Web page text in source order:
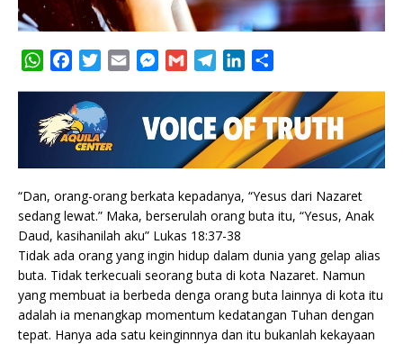
W
t
s
A
p
p
c
e
b
o
o
k
i
t
t
e
r
M
s
e
n
g
e
r
G
i
e
g
r
a
m
n
k
e
d
n
a
r
e
“Dan, orang-orang berkata kepadanya, “Yesus dari Nazaret
sedang lewat.” Maka, berserulah orang buta itu, “Yesus, Anak
Daud, kasihanilah aku” Lukas 18:37-38
Tidak ada orang yang ingin hidup dalam dunia yang gelap alias
buta. Tidak terkecuali seorang buta di kota Nazaret. Namun
yang membuat ia berbeda denga orang buta lainnya di kota itu
adalah ia menangkap momentum kedatangan Tuhan dengan
tepat. Hanya ada satu keinginnnya dan itu bukanlah kekayaan